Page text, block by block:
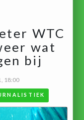
WTC
wat
bij
18:00